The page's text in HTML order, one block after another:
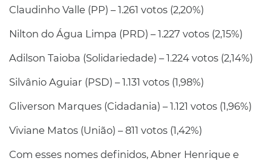
Claudinho Valle (PP) – 1.261 votos (2,20%)
Nilton do Água Limpa (PRD) – 1.227 votos (2,15%)
Adilson Taioba (Solidariedade) – 1.224 votos (2,14%)
Silvânio Aguiar (PSD) – 1.131 votos (1,98%)
Gliverson Marques (Cidadania) – 1.121 votos (1,96%)
Viviane Matos (União) – 811 votos (1,42%)
Com esses nomes definidos, Abner Henrique e